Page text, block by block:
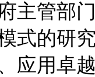
主管部
式的研
应用卓